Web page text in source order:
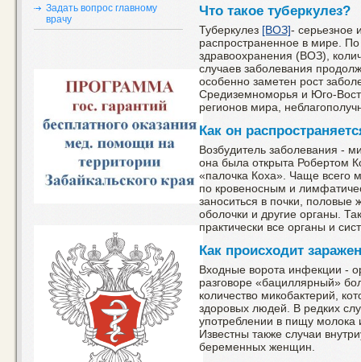
Задать вопрос главному
врачу
Что такое туберкулез?
Туберкулез [ВОЗ]- серьезное
распространенное в мире.
здравоохранения (ВОЗ),
случаев заболевания
особенно заметен рост
Средиземноморья и Юго-
регионов мира,
Как он
Возбудитель заболевания -
она была открыта Робертом
«палочка Коха». Чаще всего
по кровеносным и
заноситься в почки, половые
оболочки и другие органы.
практически все органы и
Как происходит
Входные ворота инфекции -
разговоре «бациллярный»
количество микобактерий,
здоровых людей. В редких
употреблении в пищу молока
Известны также случаи
беременных женщин.